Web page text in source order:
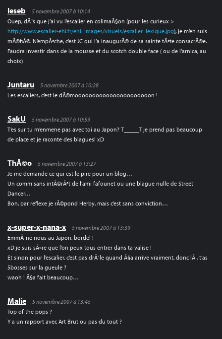
leseb
5 novembre 2007 à 10:14
Ouep, dÃ¨s que j’ai vu l’escalier en colimaÃ§on (pour les curieux >
http://www.escalier-ehi.fr/ehi_images/visuels/escalier_lexique.jpg), je m’en suis
mÃ©fiÃ©. N’empÃªche, c’est JC qui l’a inaugurÃ© de sa sainte tÃªte consacrÃ©e.
Faudra investir dans de la mousse et du scotch double face ( ou de l’arnica, au
choix)
Juntaru
5 novembre 2007 à 10:28
Les escaliers, c’est le dÃ©moooooooooooooooooooooon !
SakU
5 novembre 2007 à 10:59
T’es sur tu m’enmene pas avec toi au Japon? T_____T je prend pas beaucoup
de place et je raconte des blagues! xD
ThÃ©o
5 novembre 2007 à 13:27
Je me demande ce qui est le pire pour un blog…
Un comm sans intÃ©rÃªt de l’ami fafounet ou une blague nulle de Street
Dancer…
Bon, par reflexe je rÃ©pond Herby, mais c’est sans conviction…
x-super-x-nana-x
5 novembre 2007 à 13:39
EmmÃ¨ne nous au Japon, bordel !
xD je suis sÃ»re que l’on peux tous entrer dans ta valise !
Et sinon pour l’escalier, c’est pas drÃ´le quand Ã§a arrive vraiment, donc lÃ , t’as
5bosses sur la gueule ?
waoh ! Ã§a fait beaucoup…
Malie
5 novembre 2007 à 13:45
Top of the pops ?
Y a un rapport avec Art Brut ou pas du tout ?